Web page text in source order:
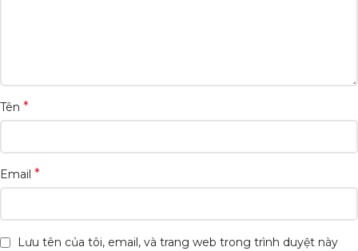
Tên *
Email *
Lưu tên của tôi, email, và trang web trong trình duyệt này